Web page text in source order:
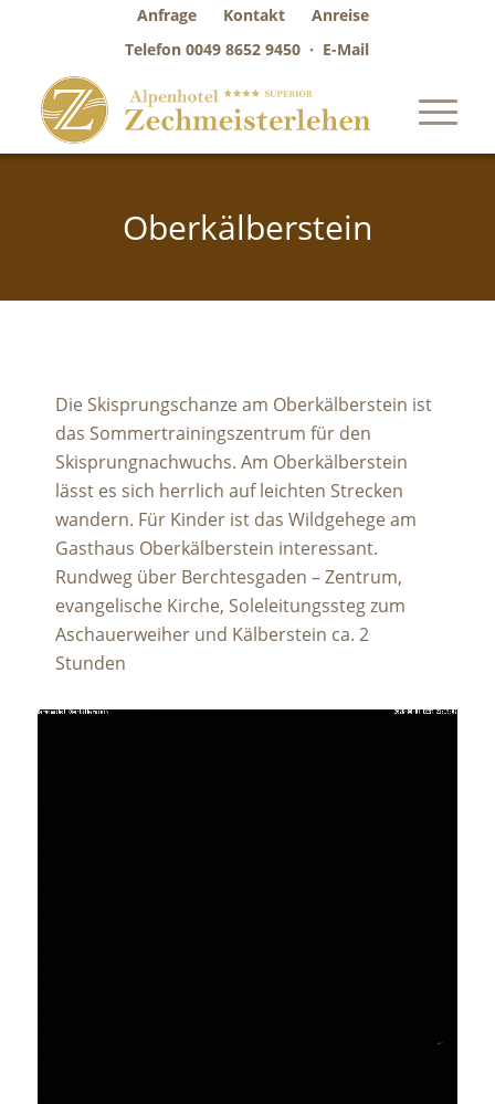
Anfrage Kontakt
Anreise
Telefon0049 8652 9450 · E-Mail
Oberkälberstein
Die Skisprungschanze am Oberkälberstein ist
das Sommertrainingszentrum für den
Skisprungnachwuchs. Am Oberkälberstein
lässt es sich herrlich auf leichten Strecken
wandern. Für Kinder ist das Wildgehege am
Gasthaus Oberkälberstein interessant.
Rundweg über Berchtesgaden – Zentrum,
evangelische Kirche, Soleleitungssteg zum
Aschauerweiher und Kälberstein ca. 2
Stunden